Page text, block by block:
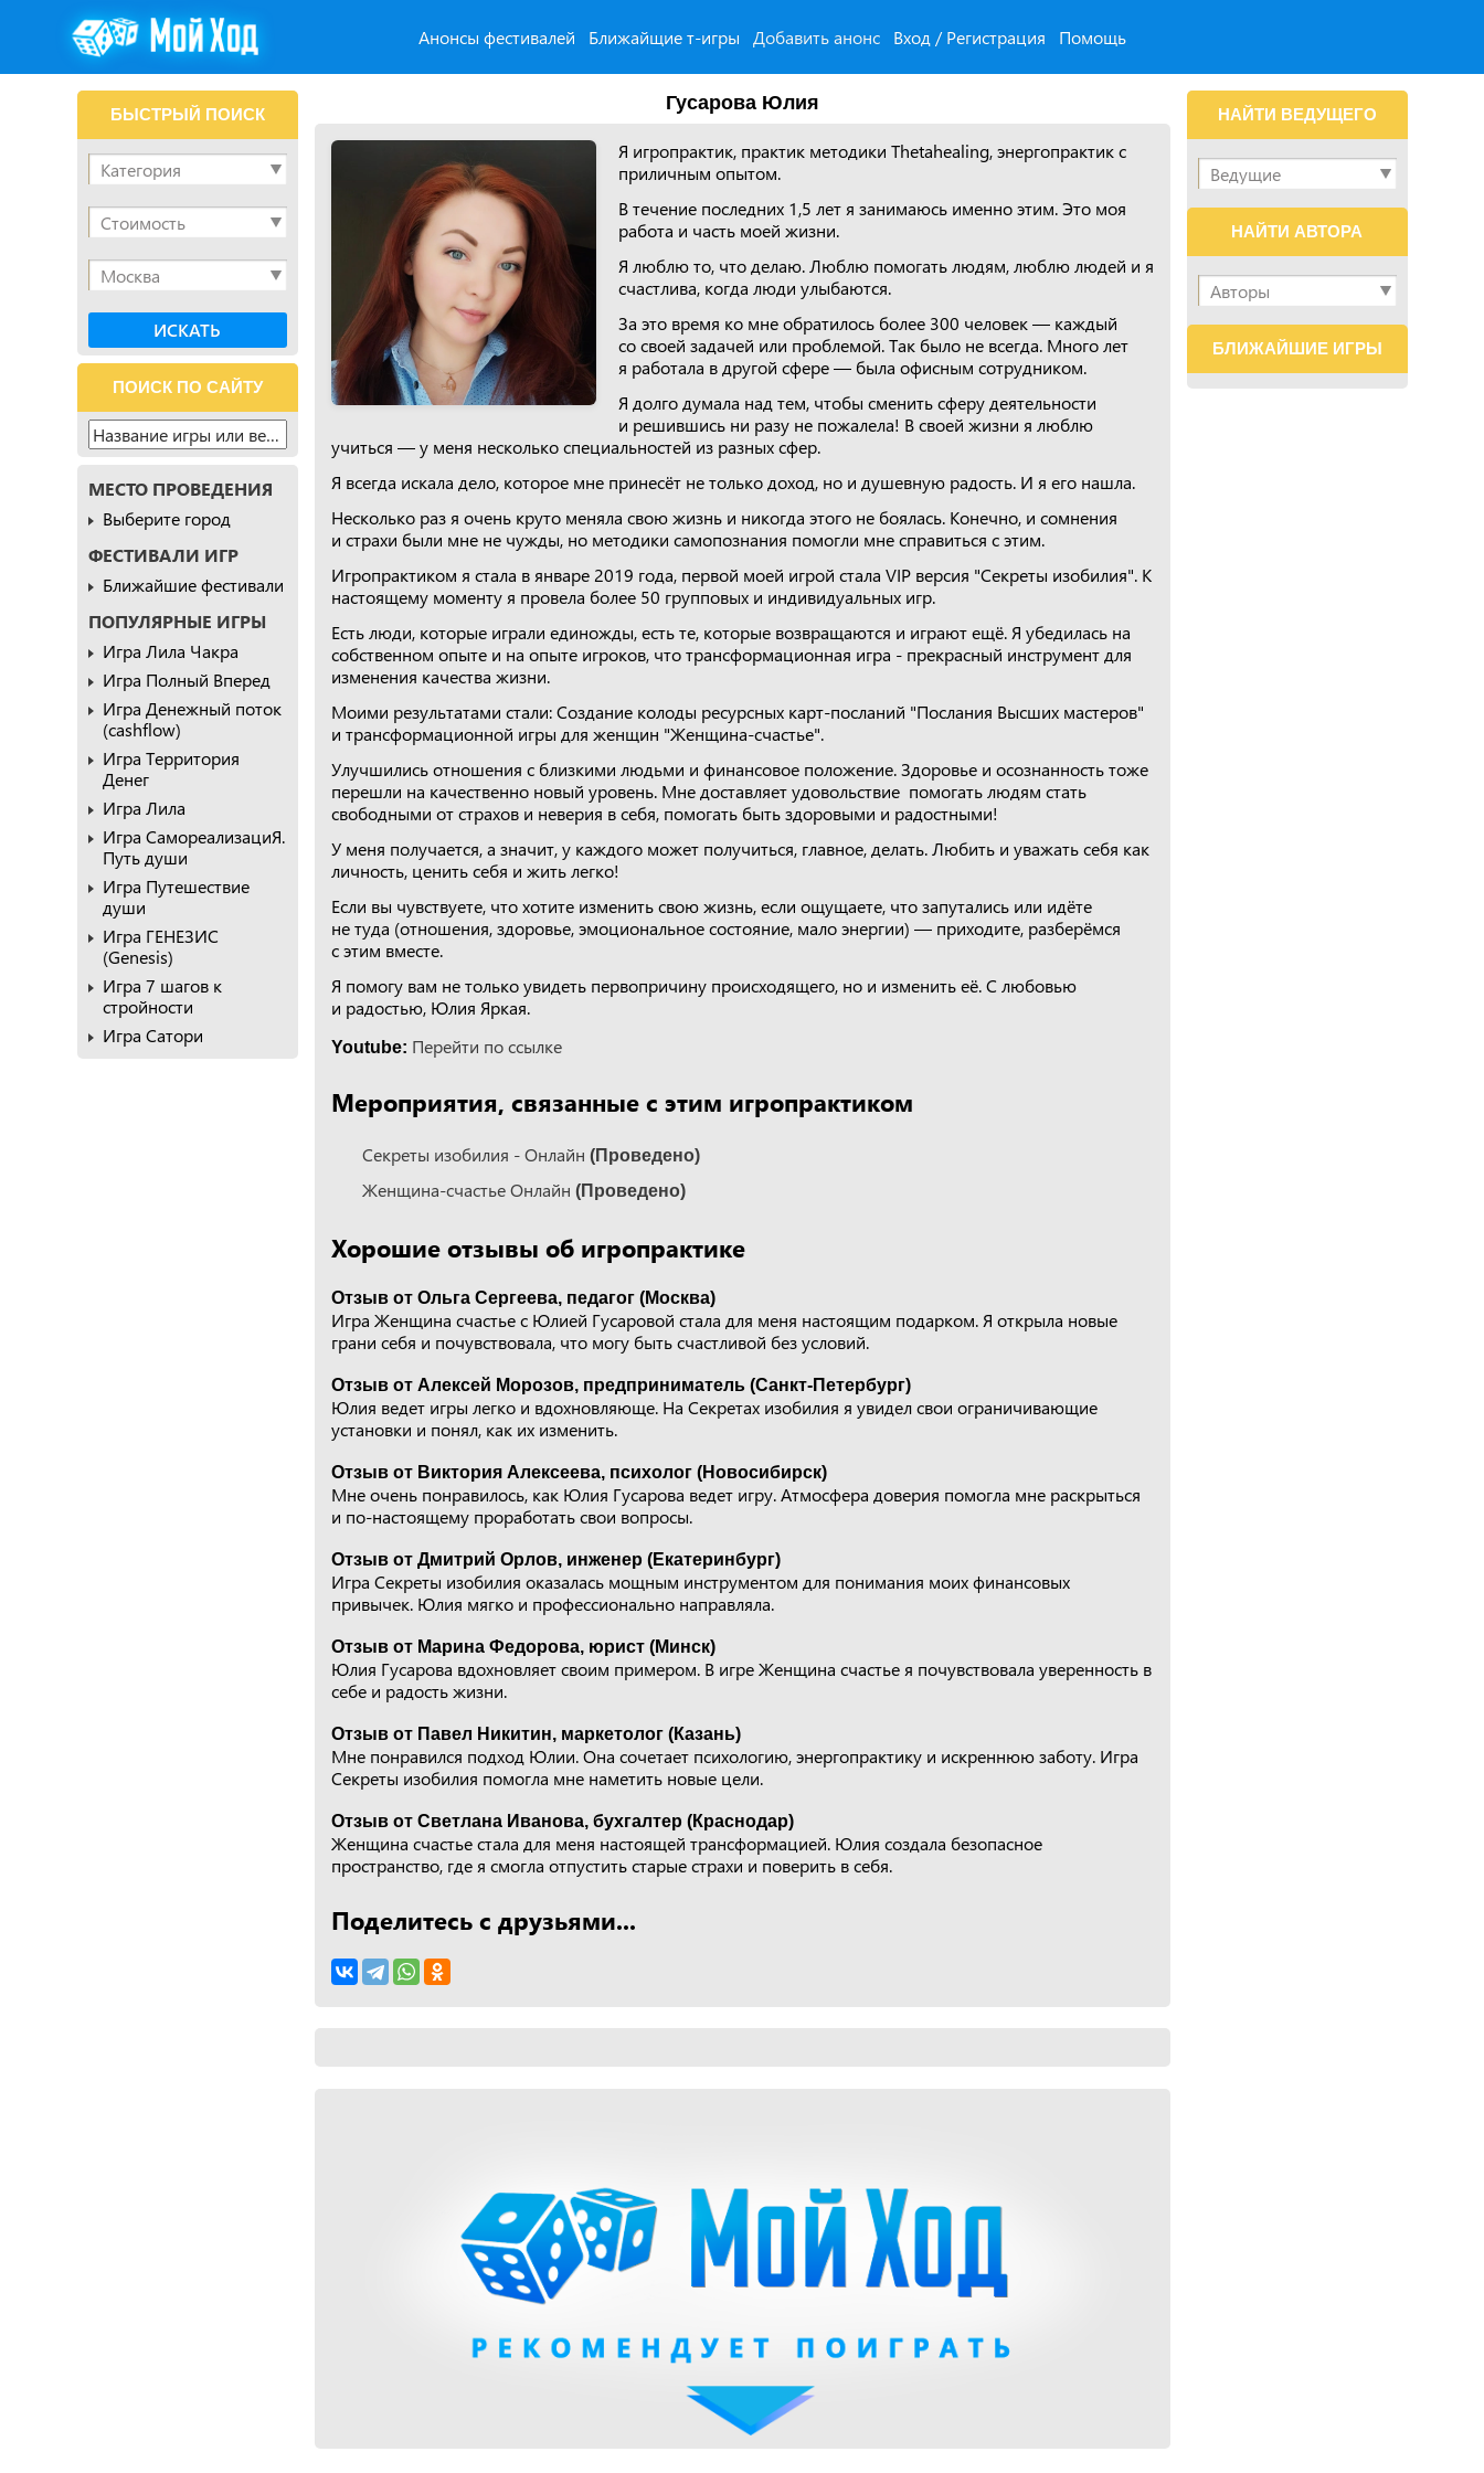
Анонсы фестивалей Ближайщие т-игры Добавить анонс Вход / Регистрация Помощь
Гусарова Юлия
Я игропрактик, практик методики Thetahealing, энергопрактик с
приличным опытом.
В течение последних 1,5 лет я занимаюсь именно этим. Это моя
работа и часть моей жизни.
Я люблю то, что делаю. Люблю помогать людям, люблю людей и я
счастлива, когда люди улыбаются.
За это время ко мне обратилось более 300 человек — каждый
со своей задачей или проблемой. Так было не всегда. Много лет
я работала в другой сфере — была офисным сотрудником.
Я долго думала над тем, чтобы сменить сферу деятельности
и решившись ни разу не пожалела! В своей жизни я люблю
учиться — у меня несколько специальностей из разных сфер.
Я всегда искала дело, которое мне принесёт не только доход, но и душевную радость. И я его нашла.
Несколько раз я очень круто меняла свою жизнь и никогда этого не боялась. Конечно, и сомнения
и страхи были мне не чужды, но методики самопознания помогли мне справиться с этим.
Игропрактиком я стала в январе 2019 года, первой моей игрой стала VIP версия "Секреты изобилия". К
настоящему моменту я провела более 50 групповых и индивидуальных игр.
Есть люди, которые играли единожды, есть те, которые возвращаются и играют ещё. Я убедилась на
собственном опыте и на опыте игроков, что трансформационная игра - прекрасный инструмент для
изменения качества жизни.
Моими результатами стали: Создание колоды ресурсных карт-посланий "Послания Высших мастеров"
и трансформационной игры для женщин "Женщина-счастье".
Улучшились отношения с близкими людьми и финансовое положение. Здоровье и осознанность тоже
перешли на качественно новый уровень. Мне доставляет удовольствие помогать людям стать
свободными от страхов и неверия в себя, помогать быть здоровыми и радостными!
У меня получается, а значит, у каждого может получиться, главное, делать. Любить и уважать себя как
личность, ценить себя и жить легко!
Если вы чувствуете, что хотите изменить свою жизнь, если ощущаете, что запутались или идёте
не туда (отношения, здоровье, эмоциональное состояние, мало энергии) — приходите, разберёмся
с этим вместе.
Я помогу вам не только увидеть первопричину происходящего, но и изменить её. С любовью
и радостью, Юлия Яркая.
Youtube: Перейти по ссылке
Мероприятия, связанные с этим игропрактиком
Секреты изобилия - Онлайн (Проведено)
Женщина-счастье Онлайн (Проведено)
Хорошие отзывы об игропрактике
Отзыв от Ольга Сергеева, педагог (Москва)
Игра Женщина счастье с Юлией Гусаровой стала для меня настоящим подарком. Я открыла новые
грани себя и почувствовала, что могу быть счастливой без условий.
Отзыв от Алексей Морозов, предприниматель (Санкт-Петербург)
Юлия ведет игры легко и вдохновляюще. На Секретах изобилия я увидел свои ограничивающие
установки и понял, как их изменить.
Отзыв от Виктория Алексеева, психолог (Новосибирск)
Мне очень понравилось, как Юлия Гусарова ведет игру. Атмосфера доверия помогла мне раскрыться
и по-настоящему проработать свои вопросы.
Отзыв от Дмитрий Орлов, инженер (Екатеринбург)
Игра Секреты изобилия оказалась мощным инструментом для понимания моих финансовых
привычек. Юлия мягко и профессионально направляла.
Отзыв от Марина Федорова, юрист (Минск)
Юлия Гусарова вдохновляет своим примером. В игре Женщина счастье я почувствовала уверенность в
себе и радость жизни.
Отзыв от Павел Никитин, маркетолог (Казань)
Мне понравился подход Юлии. Она сочетает психологию, энергопрактику и искреннюю заботу. Игра
Секреты изобилия помогла мне наметить новые цели.
Отзыв от Светлана Иванова, бухгалтер (Краснодар)
Женщина счастье стала для меня настоящей трансформацией. Юлия создала безопасное
пространство, где я смогла отпустить старые страхи и поверить в себя.
Поделитесь с друзьями...
БЫСТРЫЙ ПОИСК
ПОИСК ПО САЙТУ
МЕСТО ПРОВЕДЕНИЯ
Выберите город
ФЕСТИВАЛИ ИГР
Ближайшие фестивали
ПОПУЛЯРНЫЕ ИГРЫ
Игра Лила Чакра
Игра Полный Вперед
Игра Денежный поток
(cashflow)
Игра Территория
Денег
Игра Лила
Игра СамореализациЯ.
Путь души
Игра Путешествие
души
Игра ГЕНЕЗИС
(Genesis)
Игра 7 шагов к
стройности
Игра Сатори
НАЙТИ ВЕДУЩЕГО
НАЙТИ АВТОРА
БЛИЖАЙШИЕ ИГРЫ